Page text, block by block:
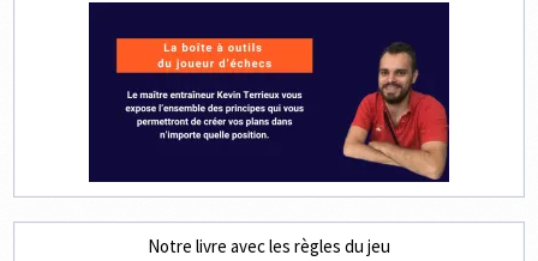
Notre livre avec les règles du jeu